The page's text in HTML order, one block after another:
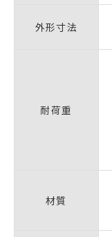
外形寸法
耐荷重
材質